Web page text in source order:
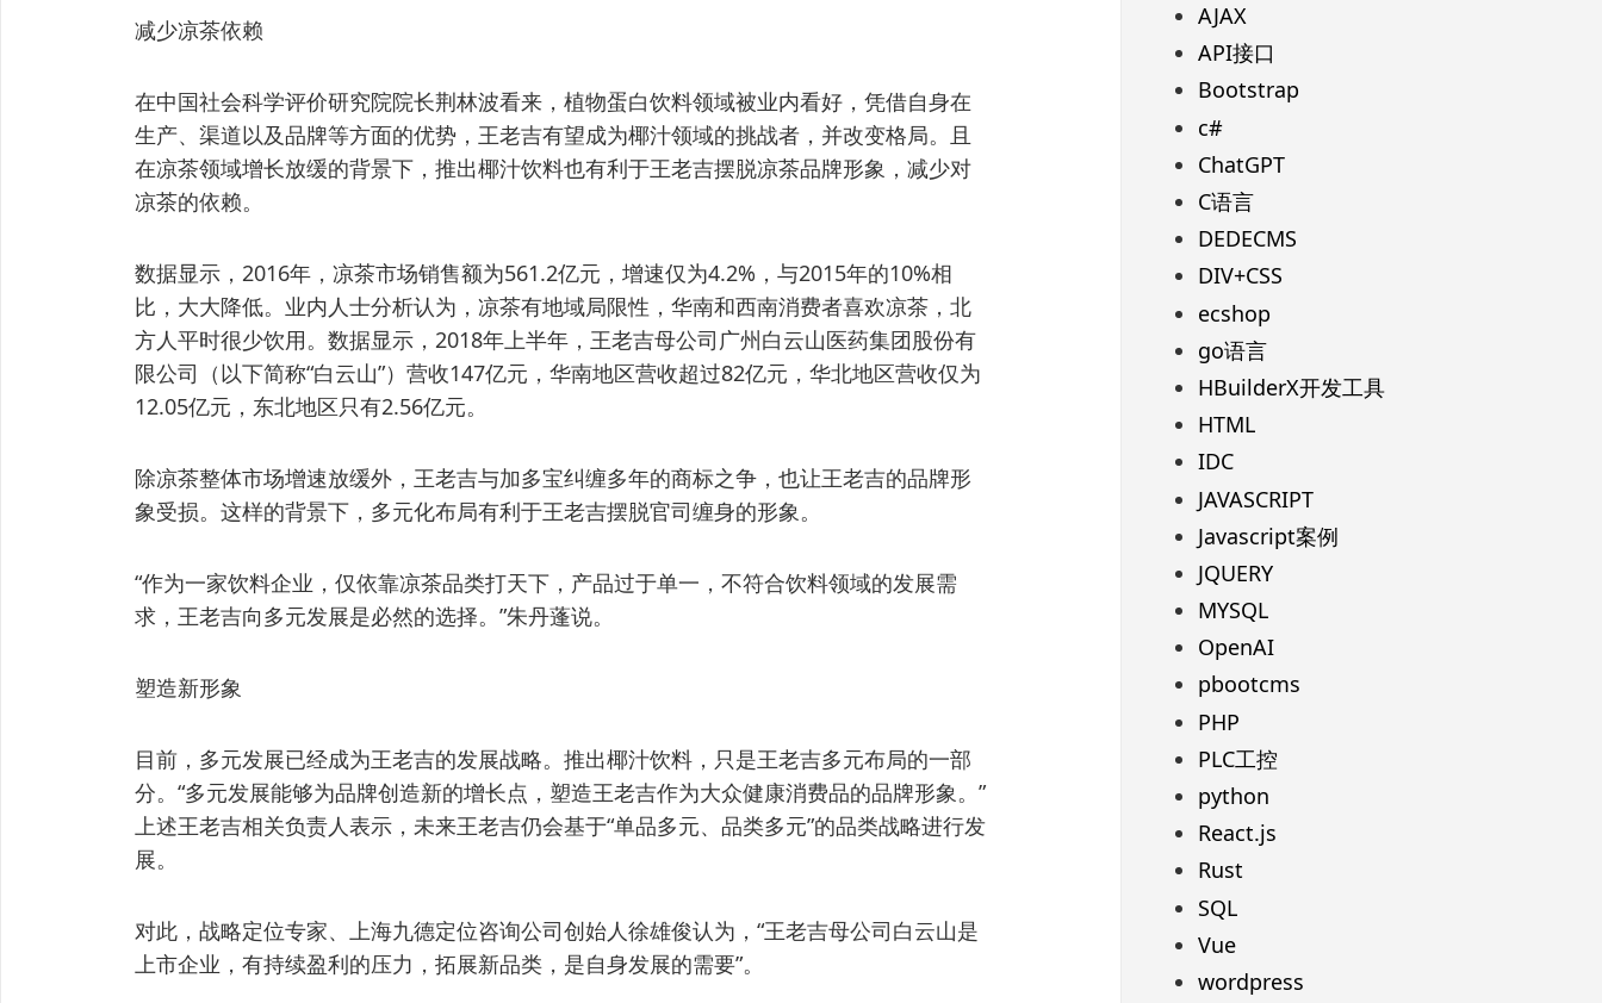
减少凉茶依赖
在中国社会科学评价研究院院长荆林波看来，植物蛋白饮料领域被业内看好，凭借自身在
生产、渠道以及品牌等方面的优势，王老吉有望成为椰汁领域的挑战者，并改变格局。且
在凉茶领域增长放缓的背景下，推出椰汁饮料也有利于王老吉摆脱凉茶品牌形象，减少对
凉茶的依赖。
数据显示，2016年，凉茶市场销售额为561.2亿元，增速仅为4.2%，与2015年的10%相
比，大大降低。业内人士分析认为，凉茶有地域局限性，华南和西南消费者喜欢凉茶，北
方人平时很少饮用。数据显示，2018年上半年，王老吉母公司广州白云山医药集团股份有
限公司（以下简称“白云山”）营收147亿元，华南地区营收超过82亿元，华北地区营收仅为
12.05亿元，东北地区只有2.56亿元。
除凉茶整体市场增速放缓外，王老吉与加多宝纠缠多年的商标之争，也让王老吉的品牌形
象受损。这样的背景下，多元化布局有利于王老吉摆脱官司缠身的形象。
“作为一家饮料企业，仅依靠凉茶品类打天下，产品过于单一，不符合饮料领域的发展需
求，王老吉向多元发展是必然的选择。”朱丹蓬说。
塑造新形象
目前，多元发展已经成为王老吉的发展战略。推出椰汁饮料，只是王老吉多元布局的一部
分。“多元发展能够为品牌创造新的增长点，塑造王老吉作为大众健康消费品的品牌形象。”
上述王老吉相关负责人表示，未来王老吉仍会基于“单品多元、品类多元”的品类战略进行发
展。
对此，战略定位专家、上海九德定位咨询公司创始人徐雄俊认为，“王老吉母公司白云山是
上市企业，有持续盈利的压力，拓展新品类，是自身发展的需要”。
AJAX
API接口
Bootstrap
c#
ChatGPT
C语言
DEDECMS
DIV+CSS
ecshop
go语言
HBuilderX开发工具
HTML
IDC
JAVASCRIPT
Javascript案例
JQUERY
MYSQL
OpenAI
pbootcms
PHP
PLC工控
python
React.js
Rust
SQL
Vue
wordpress